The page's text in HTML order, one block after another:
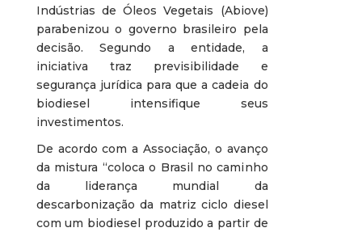
Indústrias de Óleos Vegetais (Abiove)
parabenizou o governo brasileiro pela
decisão. Segundo a entidade, a
iniciativa traz previsibilidade e
segurança jurídica para que a cadeia do
biodiesel intensifique seus
investimentos.
De acordo com a Associação, o avanço
da mistura “coloca o Brasil no caminho
da liderança mundial da
descarbonização da matriz ciclo diesel
com um biodiesel produzido a partir de